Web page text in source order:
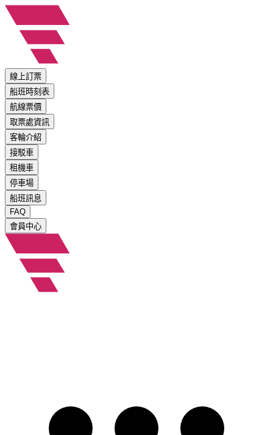
線上訂票
船班時刻表
航線票價
取票處資訊
客輪介紹
接駁車
租機車
停車場
船班訊息
FAQ
會員中心